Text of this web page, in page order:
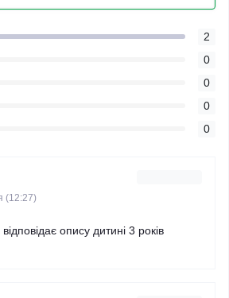
2
0
0
0
0
(12:27)
опису дитині 3 років